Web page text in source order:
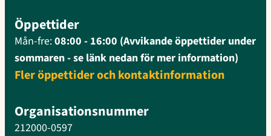
Öppettider
Mån-fre:08:00 - 16:00 (Avvikande öppettider under
sommaren - se länk nedan för mer information)
Fler öppettider och kontaktinformation
Organisationsnummer
212000-0597